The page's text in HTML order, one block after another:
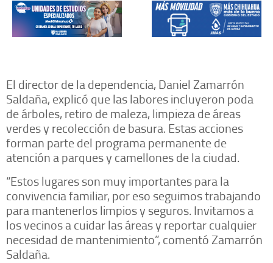
El director de la dependencia, Daniel Zamarrón
Saldaña, explicó que las labores incluyeron poda
de árboles, retiro de maleza, limpieza de áreas
verdes y recolección de basura. Estas acciones
forman parte del programa permanente de
atención a parques y camellones de la ciudad.
“Estos lugares son muy importantes para la
convivencia familiar, por eso seguimos trabajando
para mantenerlos limpios y seguros. Invitamos a
los vecinos a cuidar las áreas y reportar cualquier
necesidad de mantenimiento”, comentó Zamarrón
Saldaña.